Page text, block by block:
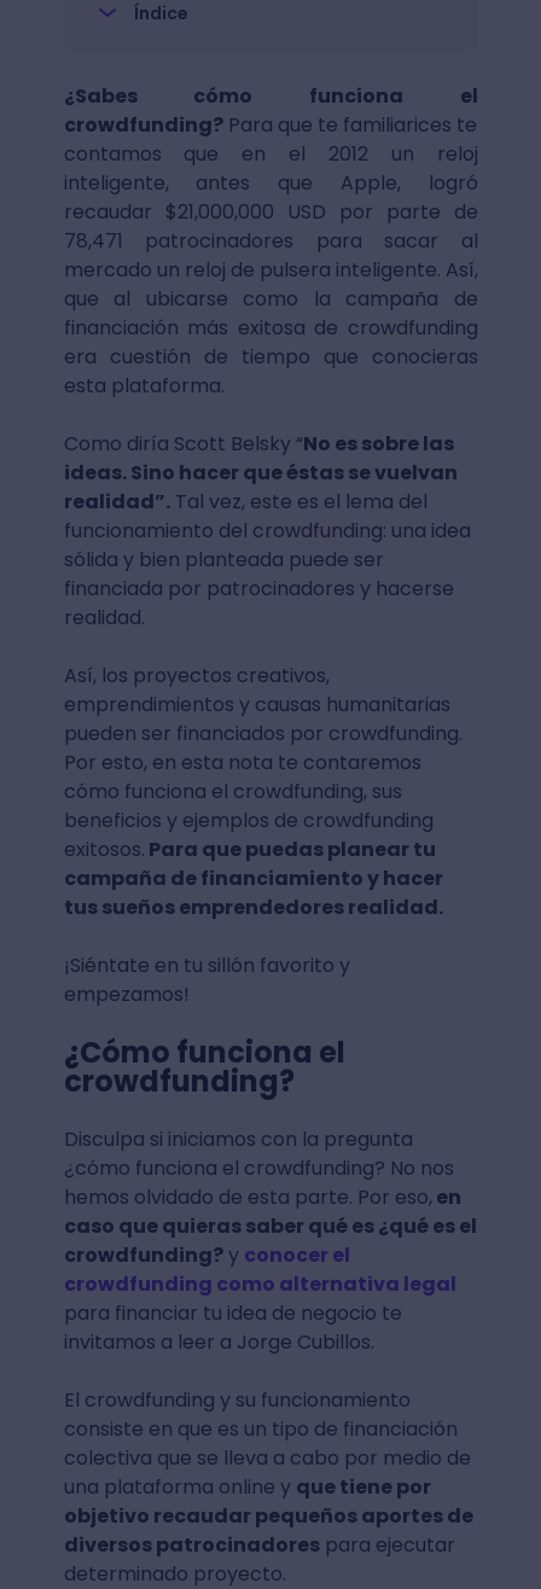
Índice
¿Sabes cómo funciona el
crowdfunding?Para que te familiarices te
contamos que en el 2012 un reloj
inteligente, antes que Apple, logró
recaudar $21,000,000 USD por parte de
78,471 patrocinadores para sacar al
mercado un reloj de pulsera inteligente. Así,
que al ubicarse como la campaña de
financiación más exitosa de crowdfunding
era cuestión de tiempo que conocieras
esta plataforma.
Como diría Scott Belsky “No es sobre las
ideas. Sino hacer que éstas se vuelvan
realidad”.Tal vez, este es el lema del
funcionamiento del crowdfunding: una idea
sólida y bien planteada puede ser
financiada por patrocinadores y hacerse
realidad.
Así, los proyectos creativos,
emprendimientos y causas humanitarias
pueden ser financiados por crowdfunding.
Por esto, en esta nota te contaremos
cómo funciona el crowdfunding, sus
beneficios y ejemplos de crowdfunding
exitosos. Para que puedas planear tu
campaña de financiamiento y hacer
tus sueños emprendedores realidad.
¡Siéntate en tu sillón favorito y
empezamos!
¿Cómo funciona el
crowdfunding?
Disculpa si iniciamos con la pregunta
¿cómo funciona el crowdfunding? No nos
hemos olvidado de esta parte. Por eso, en
caso que quieras saber qué es ¿qué es el
crowdfunding?y conocer el
crowdfunding como alternativa legal
para financiar tu idea de negocio te
invitamos a leer a Jorge Cubillos.
El crowdfunding y su funcionamiento
consiste en que es un tipo de financiación
colectiva que se lleva a cabo por medio de
una plataforma online y que tiene por
objetivo recaudar pequeños aportes de
diversos patrocinadorespara ejecutar
determinado proyecto.